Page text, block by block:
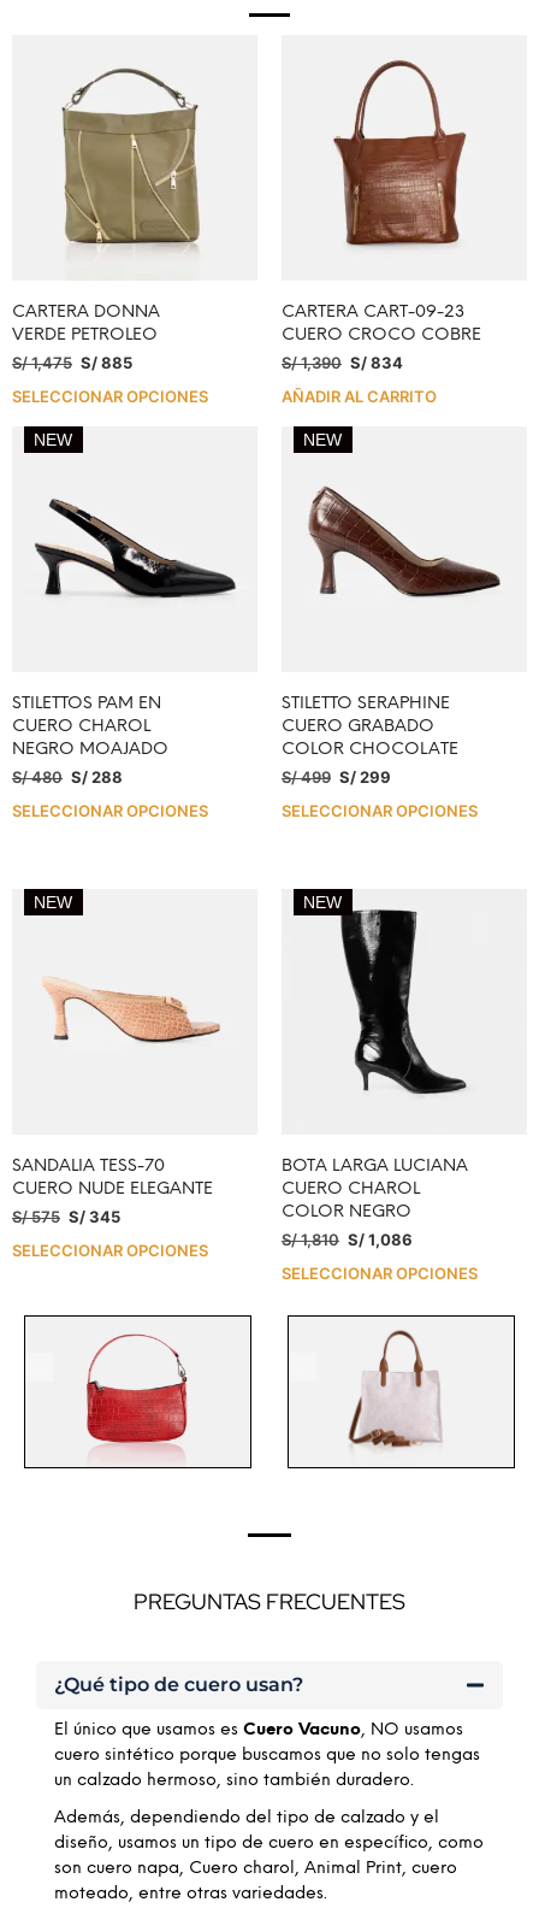
CARTERA DONNA
VERDE PETROLEO
S/1,475 S/885
SELECCIONAR OPCIONES
CARTERA CART-09-23
CUERO CROCO COBRE
S/1,390 S/834
AÑADIR AL CARRITO
NEW
STILETTOS PAM EN
CUERO CHAROL
NEGRO MOAJADO
S/480 S/288
SELECCIONAR OPCIONES
NEW
STILETTO SERAPHINE
CUERO GRABADO
COLOR CHOCOLATE
S/499 S/299
SELECCIONAR OPCIONES
NEW
SANDALIA TESS-70
CUERO NUDE ELEGANTE
S/575 S/345
SELECCIONAR OPCIONES
NEW
BOTA LARGA LUCIANA
CUERO CHAROL
COLOR NEGRO
S/1,810 S/1,086
SELECCIONAR OPCIONES
PREGUNTAS FRECUENTES
¿Qué tipo de cuero usan?
El único que usamos es Cuero Vacuno, NO usamos
cuero sintético porque buscamos que no solo tengas
un calzado hermoso, sino también duradero.
Además, dependiendo del tipo de calzado y el
diseño, usamos un tipo de cuero en específico, como
son cuero napa, Cuero charol, Animal Print, cuero
moteado, entre otras variedades.